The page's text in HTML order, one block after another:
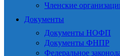
Членские
Документы
Документы НОФП
Документы ФНПР
Федеральное